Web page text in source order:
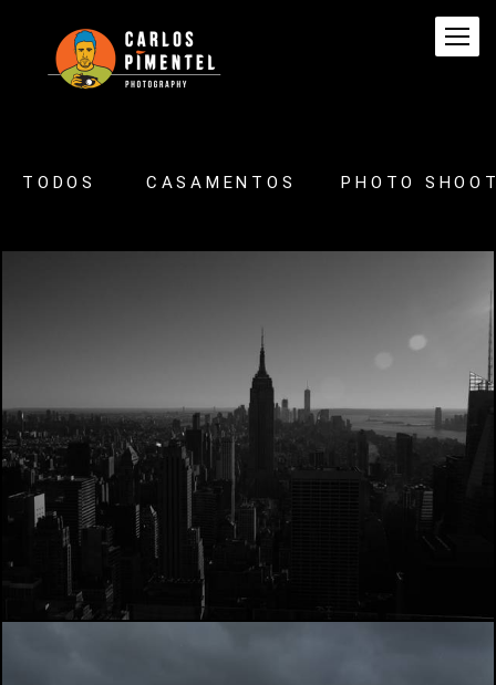
TODOS CASAMENTOS PHOTO